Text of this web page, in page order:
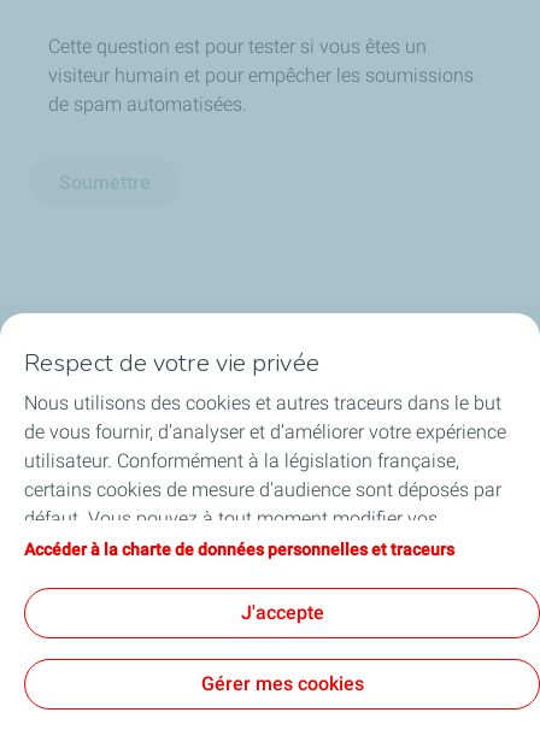
Cette question est pour tester si vous êtes un
visiteur humain et pour empêcher les soumissions
de spam automatisées.
Soumettre
La bioraffinerie
Les nouveaux projets
La presse parle de nous
Publications
Respect de votre vie privée
Nous utilisons des cookies et autres traceurs dans le but
de vous fournir, d’analyser et d’améliorer votre expérience
utilisateur. Conformément à la législation française,
certains cookies de mesure d'audience sont déposés par
défaut. Vous pouvez à tout moment modifier vos
paramètres de cookies en cliquant sur le bouton « Gérer
vous acceptez le dépôt de l’ensemble des cookies. Dans le
cas où vous cliquez sur « Je refuse », seuls les cookies
techniques nécessaires au bon fonctionnement du site
seront utilisés. Pour plus d’informations, vous pouvez
Accéder à la charte de données personnelles et traceurs
J'accepte
Gérer mes cookies